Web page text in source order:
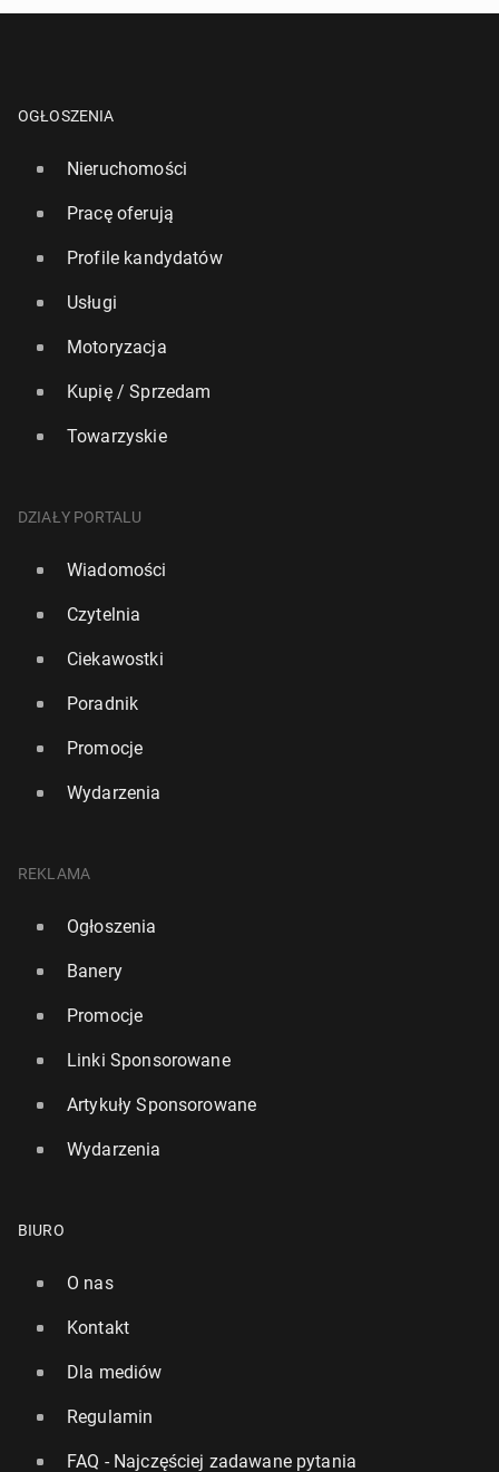
OGŁOSZENIA
Nieruchomości
Pracę oferują
Profile kandydatów
Usługi
Motoryzacja
Kupię / Sprzedam
Towarzyskie
DZIAŁY PORTALU
Wiadomości
Czytelnia
Ciekawostki
Poradnik
Promocje
Wydarzenia
REKLAMA
Ogłoszenia
Banery
Promocje
Linki Sponsorowane
Artykuły Sponsorowane
Wydarzenia
BIURO
O nas
Kontakt
Dla mediów
Regulamin
FAQ - Najczęściej zadawane pytania